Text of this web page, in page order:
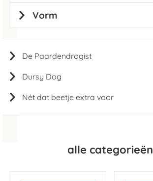
alle categorieën
De Paardendrogist
Dursy Dog
Nét dat beetje extra voor
Vorm